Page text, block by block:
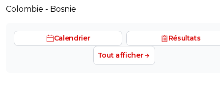
Colombie - Bosnie
Calendrier
Résultats
Tout afficher